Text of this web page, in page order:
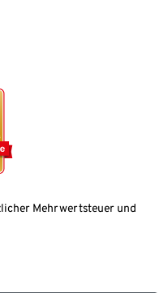
Mehrwertsteuer und